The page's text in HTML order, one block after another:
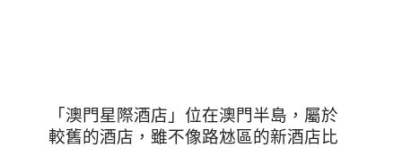
「澳門星際酒店」位在澳門半島，屬於
較舊的酒店，雖不像路沊區的新酒店比